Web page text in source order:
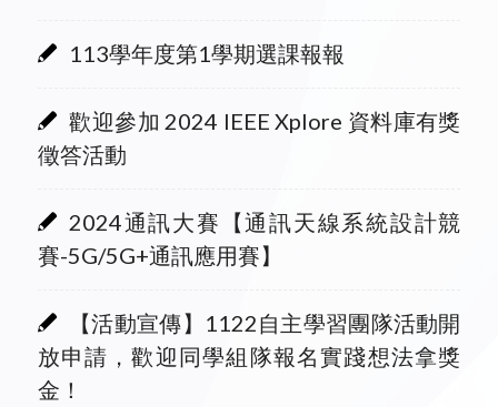
113學年度第1學期選課報報
歡迎參加 2024 IEEE Xplore 資料庫有獎
徵答活動
2024通訊大賽【通訊天線系統設計競
賽-5G/5G+通訊應用賽】
【活動宣傳】1122自主學習團隊活動開
放申請，歡迎同學組隊報名實踐想法拿獎
金！